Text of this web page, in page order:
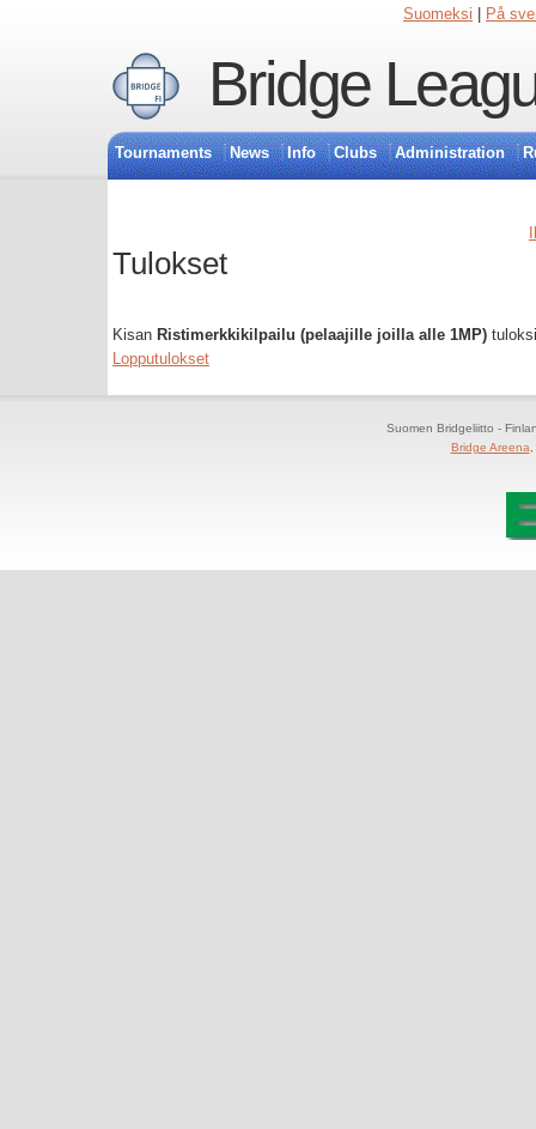
Suomeksi På
Bridge
Tournaments News Info Clubs Administration
Tulokset
Kisan Ristimerkkikilpailu (pelaajille joilla alle 1MP)
Lopputulokset
Suomen Bridgeliitto -
Bridge Areena